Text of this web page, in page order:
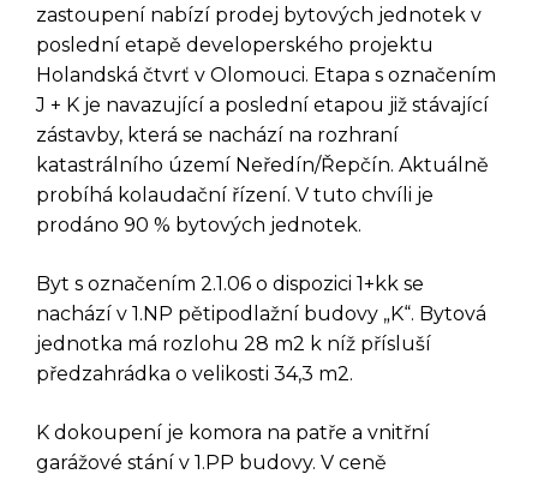
zastoupení nabízí prodej bytových jednotek v
poslední etapě developerského projektu
Holandská čtvrť v Olomouci. Etapa s označením
J + K je navazující a poslední etapou již stávající
zástavby, která se nachází na rozhraní
katastrálního území Neředín/Řepčín. Aktuálně
probíhá kolaudační řízení. V tuto chvíli je
prodáno 90 % bytových jednotek.
Byt s označením 2.1.06 o dispozici 1+kk se
nachází v 1.NP pětipodlažní budovy „K“. Bytová
jednotka má rozlohu 28 m2 k níž přísluší
předzahrádka o velikosti 34,3 m2.
K dokoupení je komora na patře a vnitřní
garážové stání v 1.PP budovy. V ceně